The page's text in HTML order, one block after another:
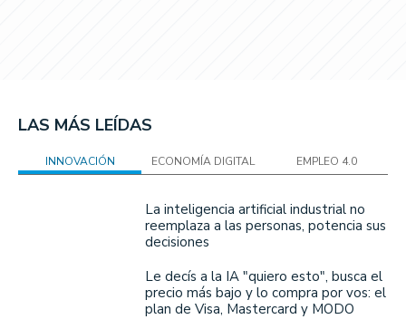
LAS MÁS LEÍDAS
INNOVACIÓN ECONOMÍA DIGITAL EMPLEO 4.0
La inteligencia artificial industrial no
reemplaza a las personas, potencia sus
decisiones
Le decís a la IA "quiero esto", busca el
precio más bajo y lo compra por vos: el
plan de Visa, Mastercard y MODO